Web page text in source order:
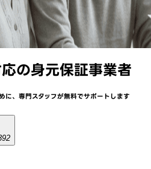
の身元保証事業者
に、 専門スタッフが無料でサポートします